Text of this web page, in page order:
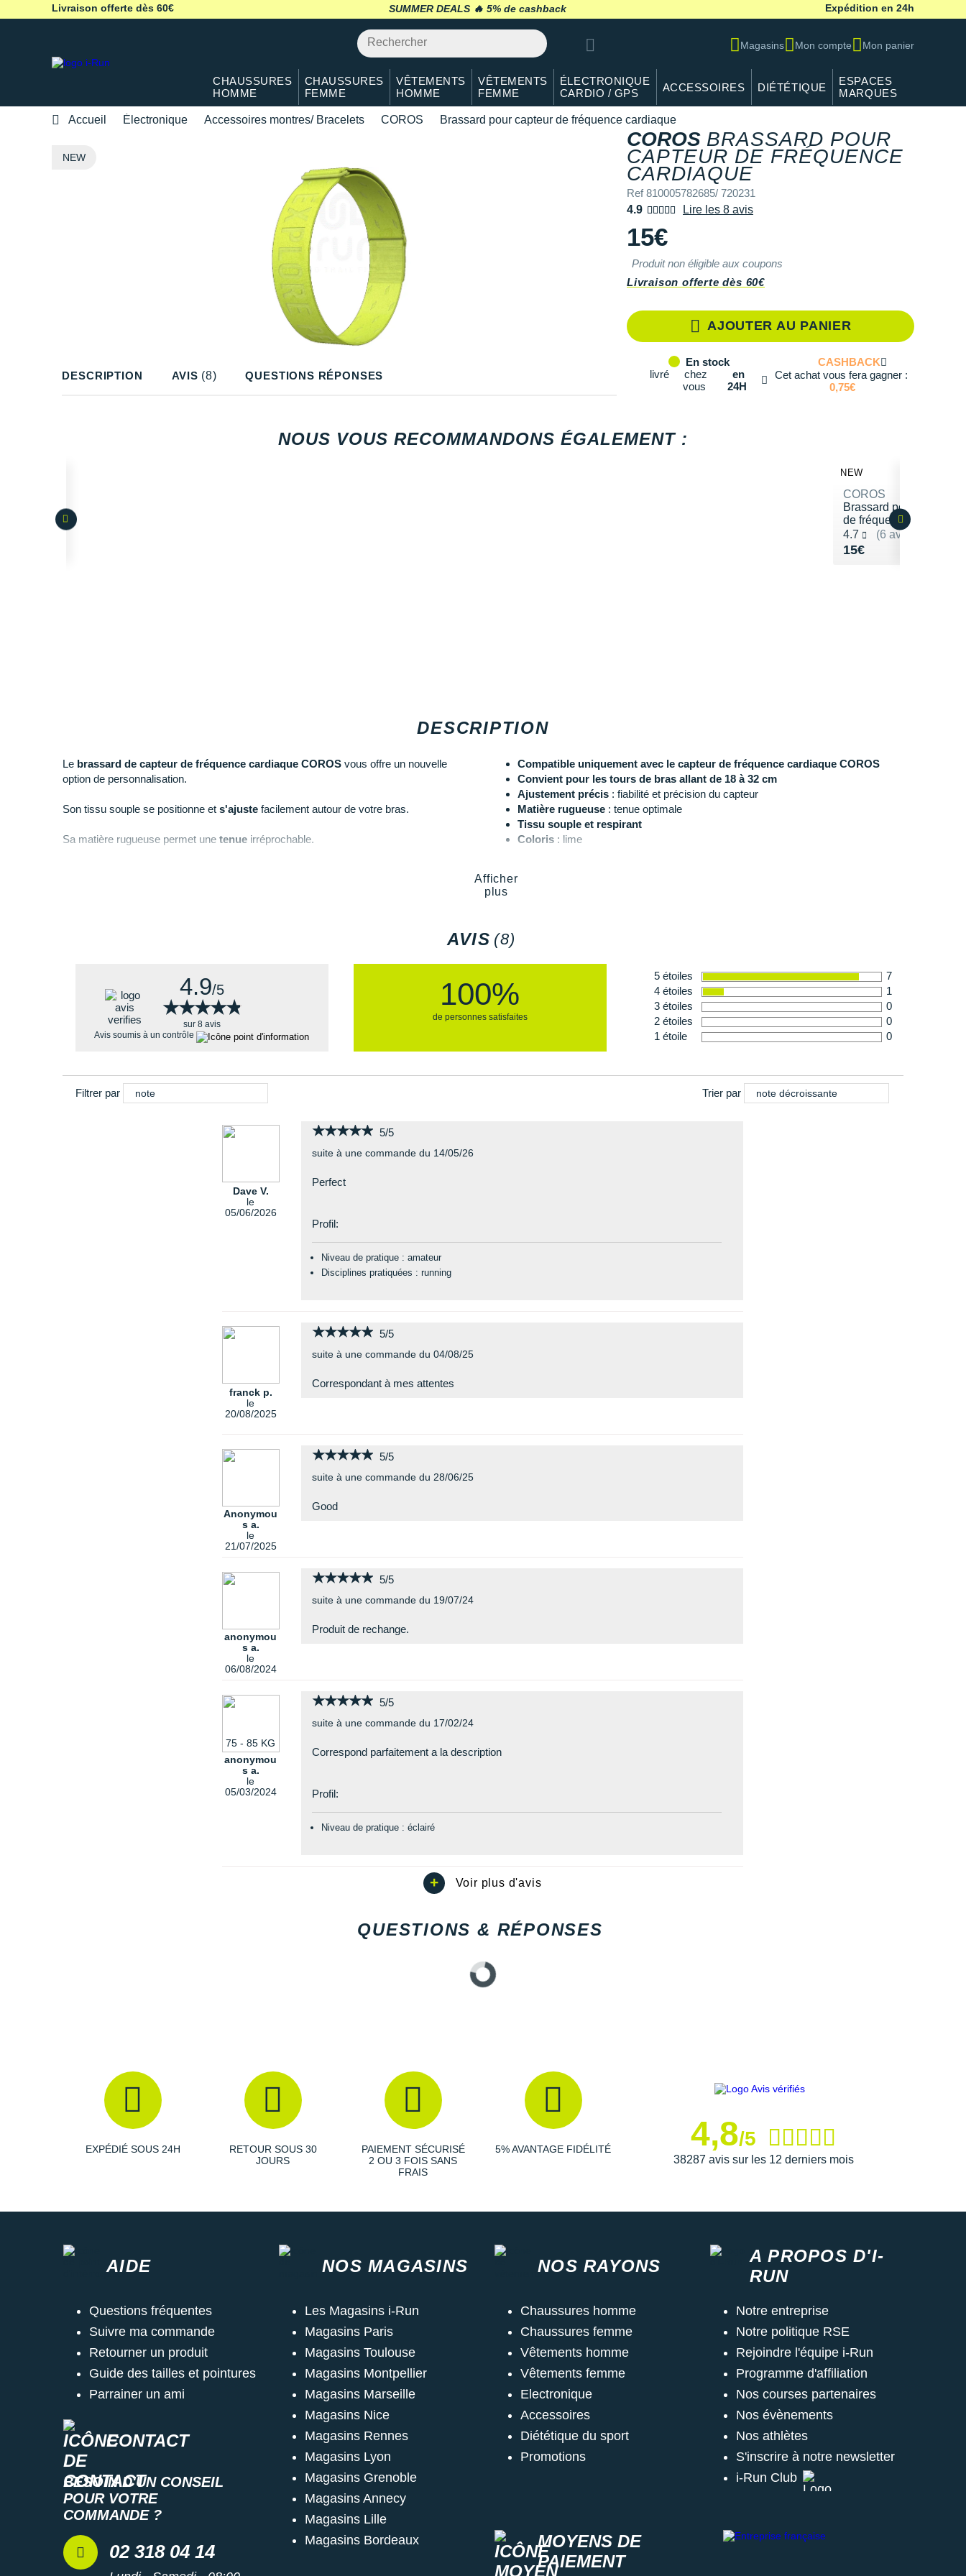
Livraison offerte dès 60€ SUMMER DEALS 🔥 retour 30 jours* Expédition en 24h
Magasins Mon compte Mon panier
CHAUSSURES
HOMME
CHAUSSURES
FEMME
VÊTEMENTS
HOMME
VÊTEMENTS
FEMME
ÉLECTRONIQUE
CARDIO / GPS
ACCESSOIRES DIÉTÉTIQUE
ESPACES
MARQUES
Accueil Électronique Accessoires montres/ Bracelets COROS Brassard pour capteur de fréquence cardiaque
COROS BRASSARD POUR
CAPTEUR DE FRÉQUENCE
CARDIAQUE REF 810005782685/
Ref 810005782685/ 720231
4.9
Lire les 8 avis
15€
Produit non éligible aux coupons
Livraison offerte dès 60€
AJOUTER AU PANIER
En stock
livré
chez
vous
en
24H
CASHBACK
Cet achat vous fera gagner :
0,75€
NEW
DESCRIPTION AVIS (8) QUESTIONS RÉPONSES
DESCRIPTION
Le brassard de capteur de fréquence cardiaque COROS vous offre un nouvelle
option de personnalisation.
Son tissu souple se positionne et s'ajuste facilement autour de votre bras.
Sa matière rugueuse permet une tenue irréprochable.
Compatible uniquement avec le capteur de fréquence cardiaque COROS
Convient pour les tours de bras allant de 18 à 32 cm
Ajustement précis: fiabilité et précision du capteur
Matière rugueuse: tenue optimale
Tissu souple et respirant
Coloris: lime
Les autres produits
Afficher
plus
AVIS (8)
4.9/5
★★★★★
★★★★★
sur 8 avis
Avis soumis à un contrôle
100%
de personnes satisfaites
5 étoiles
7
4 étoiles
1
3 étoiles
0
2 étoiles
0
1 étoile
0
Filtrer par note Trier par note décroissante
Dave V.
le
05/06/2026
★★★★★
★★★★★ 5/5
suite à une commande du 14/05/26
Perfect
Profil:
Niveau de pratique : amateur
Disciplines pratiquées : running
franck p.
le
20/08/2025
★★★★★
★★★★★ 5/5
suite à une commande du 04/08/25
Correspondant à mes attentes
Anonymou
s a.
le
21/07/2025
★★★★★
★★★★★ 5/5
suite à une commande du 28/06/25
Good
anonymou
s a.
le
06/08/2024
★★★★★
★★★★★ 5/5
suite à une commande du 19/07/24
Produit de rechange.
75 - 85 KG
anonymou
s a.
le
05/03/2024
★★★★★
★★★★★ 5/5
suite à une commande du 17/02/24
Correspond parfaitement a la description
Profil:
Niveau de pratique : éclairé
QUESTIONS & RÉPONSES
NOUS VOUS RECOMMANDONS ÉGALEMENT :
NEW
COROS
Brassard pour capteur
de fréquence cardiaque
4.7
(6 avis)
Noté 4.7 sur 5
15€
Vendu 15€
EXPÉDIÉ SOUS 24H
RETOUR SOUS 30
JOURS
PAIEMENT SÉCURISÉ
2 OU 3 FOIS SANS
FRAIS
5% AVANTAGE FIDÉLITÉ 4,8/5
38287 avis sur les 12 derniers mois
CONTACT
BESOIN D'UN CONSEIL
POUR VOTRE
COMMANDE ?
02 318 04 14
MOYENS DE
PAIEMENT
AIDE
Questions fréquentes
Suivre ma commande
Retourner un produit
Guide des tailles et pointures
Parrainer un ami
NOS MAGASINS
Les Magasins i-Run
Magasins Paris
Magasins Toulouse
Magasins Montpellier
Magasins Marseille
Magasins Nice
Magasins Rennes
Magasins Lyon
Magasins Grenoble
Magasins Annecy
Magasins Lille
Magasins Bordeaux
NOS RAYONS
Chaussures homme
Chaussures femme
Vêtements homme
Vêtements femme
Electronique
Accessoires
Diététique du sport
Promotions
A PROPOS D'I-
RUN
Notre entreprise
Notre politique RSE
Rejoindre l'équipe i-Run
Programme d'affiliation
Nos courses partenaires
Nos évènements
Nos athlètes
S'inscrire à notre newsletter
i-Run Club